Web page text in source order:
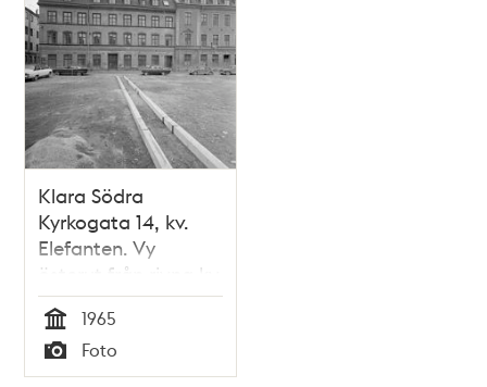
Klara Södra
Kyrkogata 14, kv.
Elefanten. Vy
österut från rivna kv.
Fyrfotan Större
Tid
1965
Typ
Foto